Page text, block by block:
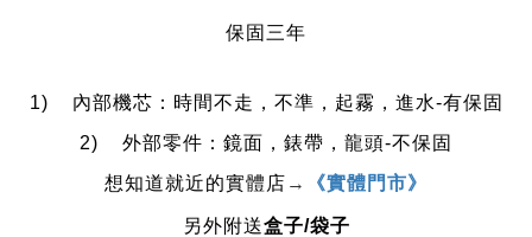
保固三年
1) 內部機芯：時間不走，不準，起霧，進水-有保固
2) 外部零件：鏡面，錶帶，龍頭-不保固
想知道就近的實體店 → 《實體門市》
另外附送盒子/袋子